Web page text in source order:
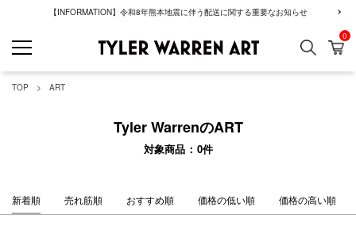
【INFORMATION】令和8年熊本地震に伴う配送に関する重要なお知らせ
GREENROOM
検索 カ
0
TOP ART
Tyler WarrenのART
対象商品 0件
新着順 売れ筋順 おすすめ順 価格の低い順 価格の高い順